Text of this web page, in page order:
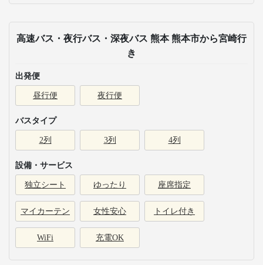
高速バス・夜行バス・深夜バス 熊本 熊本市から宮崎行
き
出発便
昼行便 夜行便
バスタイプ
2列 3列 4列
設備・サービス
独立シート ゆったり 座席指定
マイカーテン 女性安心 トイレ付き
WiFi 充電OK